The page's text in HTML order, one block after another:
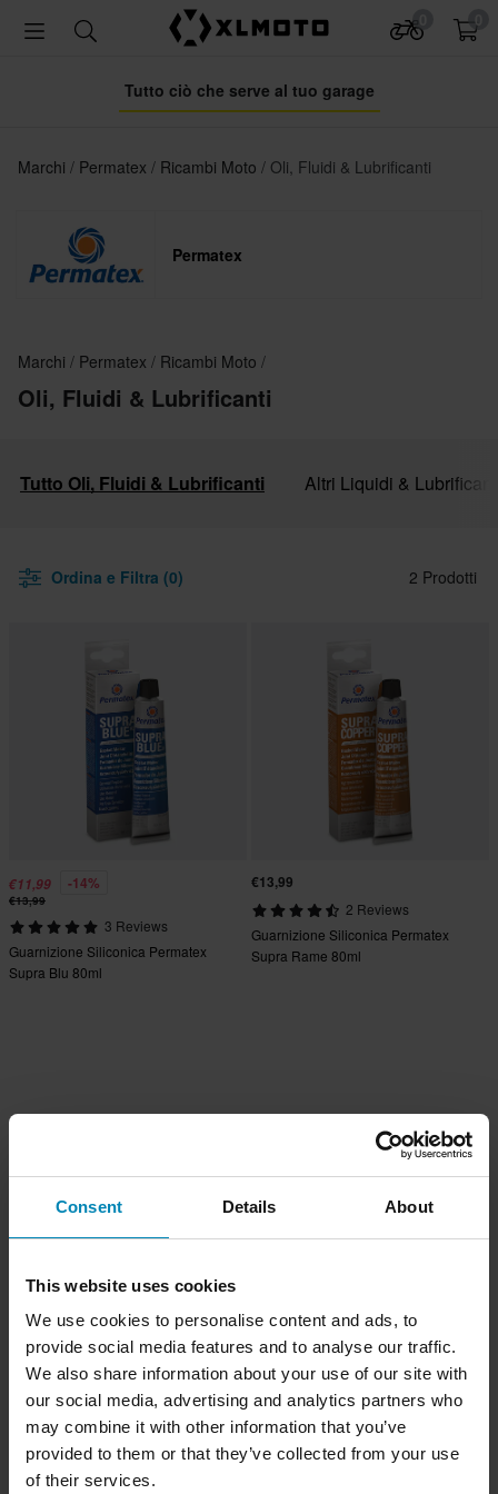
Consent Details About
This website uses cookies
We use cookies to personalise content and ads, to
provide social media features and to analyse our traffic.
We also share information about your use of our site with
our social media, advertising and analytics partners who
may combine it with other information that you’ve
provided to them or that they’ve collected from your use
of their services.
Tutto ciò che serve al tuo garage
Marchi Permatex Ricambi Moto Oli, Fluidi & Lubrificanti
Permatex
Marchi Permatex Ricambi Moto
Oli, Fluidi & Lubrificanti
Tutto Oli, Fluidi & Lubrificanti Altri Liquidi &
Ordina e Filtra (0) 2 Prodotti
€11,99 -14%
€13,99
3 Reviews
Guarnizione Siliconica Permatex
Supra Blu 80ml
€13,99
2 Reviews
Guarnizione Siliconica Permatex
Supra Rame 80ml